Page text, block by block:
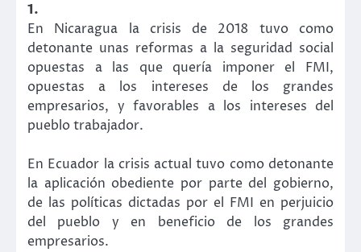
1.
En Nicaragua la crisis de 2018 tuvo como
detonante unas reformas a la seguridad social
opuestas a las que quería imponer el FMI,
opuestas a los intereses de los grandes
empresarios, y favorables a los intereses del
pueblo trabajador.
En Ecuador la crisis actual tuvo como detonante
la aplicación obediente por parte del gobierno,
de las políticas dictadas por el FMI en perjuicio
del pueblo y en beneficio de los grandes
empresarios.